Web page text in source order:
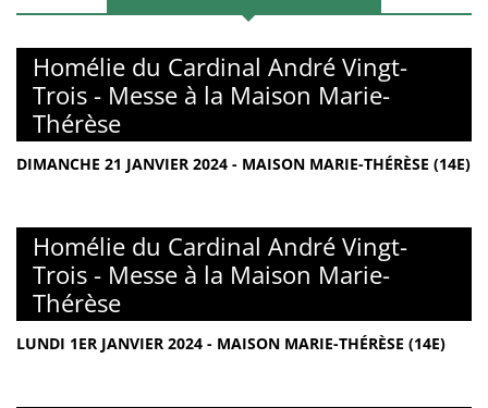
Homélie du Cardinal André Vingt-
Trois - Messe à la Maison Marie-
Thérèse
DIMANCHE 21 JANVIER 2024 - MAISON MARIE-THÉRÈSE (14E)
Homélie du Cardinal André Vingt-
Trois - Messe à la Maison Marie-
Thérèse
LUNDI 1ER JANVIER 2024 - MAISON MARIE-THÉRÈSE (14E)